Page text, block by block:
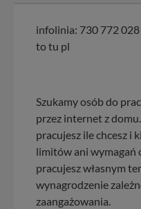
infolinia: 730 772
to tu pl
Szukamy osób do
przez internet z
pracujesz ile chcesz i
limitów ani wymagań
pracujesz własnym
wynagrodzenie
zaangażowania.